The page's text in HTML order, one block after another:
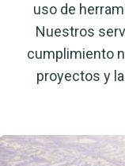
uso de
Nuestros
cumplimiento
proyectos y